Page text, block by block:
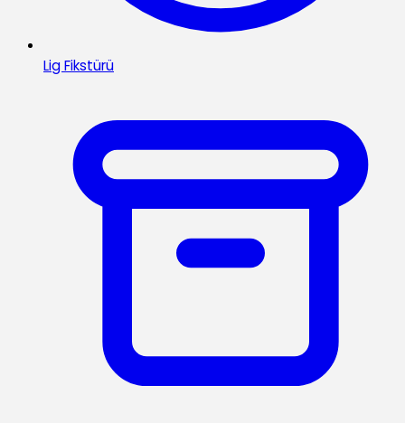
Lig Fikstürü